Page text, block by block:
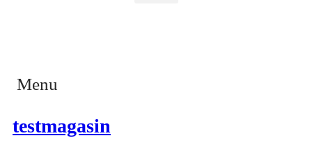
Menu
testmagasin